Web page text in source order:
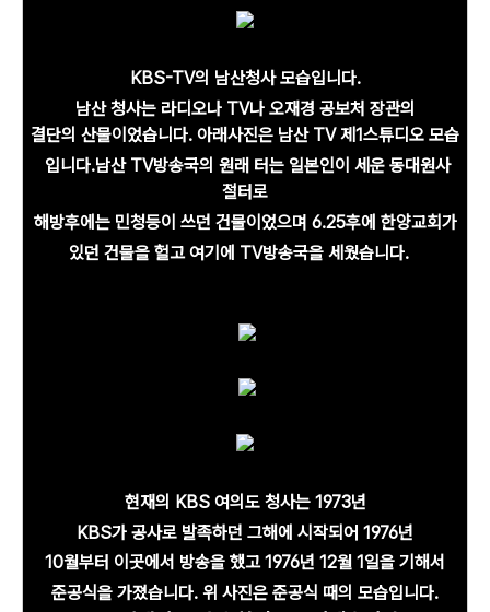
KBS-TV의 남산청사 모습입니다.
남산 청사는 라디오나 TV나 오재경 공보처 장관의
결단의 산물이었습니다. 아래사진은 남산 TV 제1스튜디오 모습
입니다.남산 TV방송국의 원래 터는 일본인이 세운 동대원사
절터로
해방후에는 민청등이 쓰던 건물이었으며 6.25후에 한양교회가
있던 건물을 헐고 여기에 TV방송국을 세웠습니다.
현재의 KBS 여의도 청사는 1973년
KBS가 공사로 발족하던 그해에 시작되어 1976년
10월부터 이곳에서 방송을 했고 1976년 12월 1일을 기해서
준공식을 가졌습니다. 위 사진은 준공식 때의 모습입니다.